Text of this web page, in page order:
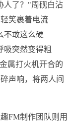
人了？"周砚白沾
笑裹着电流
不敢这么硬
吸突然变得粗
属打火机开合的
声响，将两人间
FM制作团队则用